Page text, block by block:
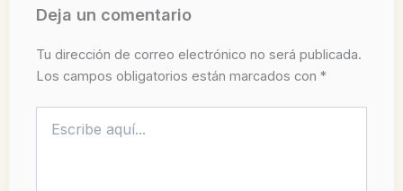
Deja un comentario
Tu dirección de correo electrónico no será publicada.
Los campos obligatorios están marcados con *
aquí...